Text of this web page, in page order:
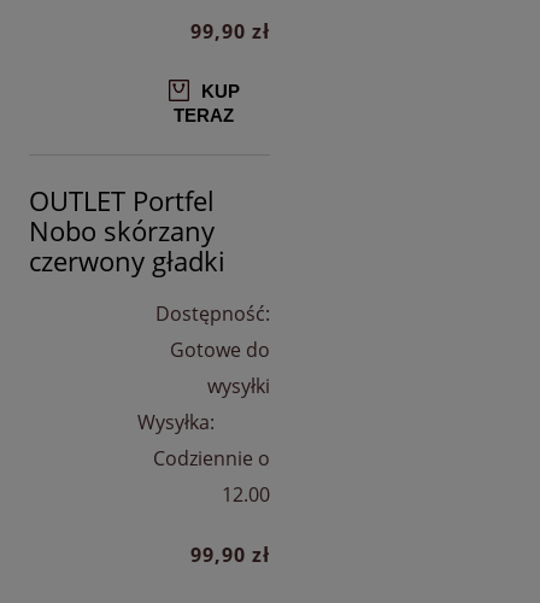
99,90 zł
KUP
TERAZ
OUTLET Portfel
Nobo skórzany
czerwony gładki
Dostępność:
Gotowe do
wysyłki
Wysyłka:
Codziennie o
12.00
99,90 zł